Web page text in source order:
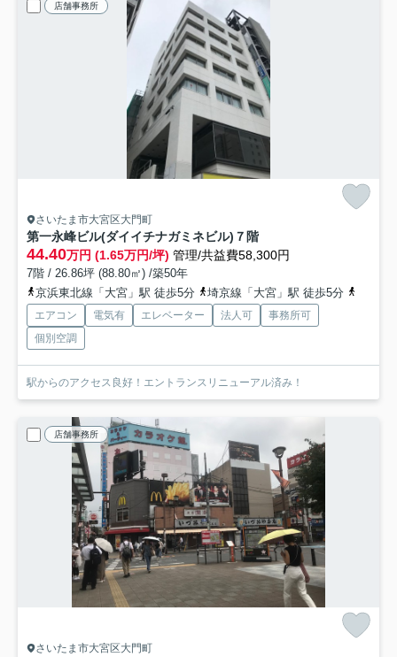
店舗事務所
さいたま市大宮区大門町
第一永峰ビル(ダイイチナガミネビル) ７階
44.40万円 (1.65万円/坪) 管理/共益費58,300円
7階 / 26.86坪 (88.80㎡) /築50年
京浜東北線「大宮」駅 徒歩5分
埼京線「大宮」駅 徒歩5分
エアコン 電気有 エレベーター 法人可
事務所可
個別空調
駅からのアクセス良好！エントランスリニューアル済み！
店舗事務所
さいたま市大宮区大門町